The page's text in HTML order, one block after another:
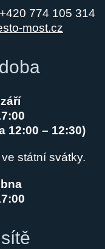
774 105 314
most.cz
12:00 – 12:30)
státní svátky.